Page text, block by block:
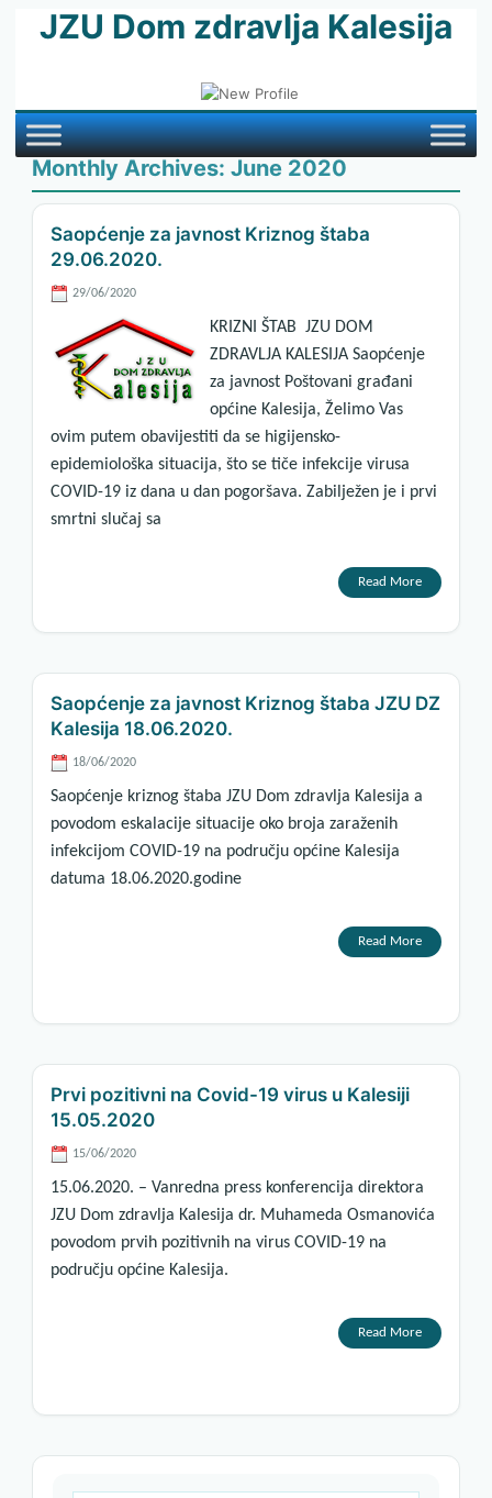
JZU Dom zdravlja Kalesija
Monthly Archives: June 2020
Saopćenje za javnost Kriznog štaba
29.06.2020.
29/06/2020
KRIZNI ŠTAB JZU DOM
ZDRAVLJA KALESIJA Saopćenje
za javnost Poštovani građani
općine Kalesija, Želimo Vas
ovim putem obavijestiti da se higijensko-
epidemiološka situacija, što se tiče infekcije virusa
COVID-19 iz dana u dan pogoršava. Zabilježen je i prvi
smrtni slučaj sa
Read More
Saopćenje za javnost Kriznog štaba JZU DZ
Kalesija 18.06.2020.
18/06/2020
Saopćenje kriznog štaba JZU Dom zdravlja Kalesija a
povodom eskalacije situacije oko broja zaraženih
infekcijom COVID-19 na području općine Kalesija
datuma 18.06.2020.godine
Read More
Prvi pozitivni na Covid-19 virus u Kalesiji
15.05.2020
15/06/2020
15.06.2020. – Vanredna press konferencija direktora
JZU Dom zdravlja Kalesija dr. Muhameda Osmanovića
povodom prvih pozitivnih na virus COVID-19 na
području općine Kalesija.
Read More